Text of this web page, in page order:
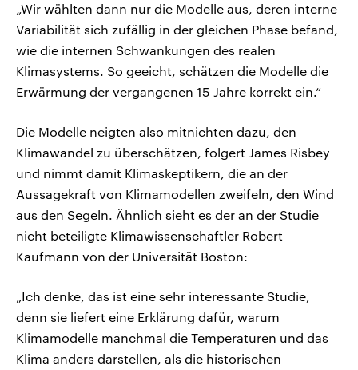
„Wir wählten dann nur die Modelle aus, deren interne
Variabilität sich zufällig in der gleichen Phase befand,
wie die internen Schwankungen des realen
Klimasystems. So geeicht, schätzen die Modelle die
Erwärmung der vergangenen 15 Jahre korrekt ein.“
Die Modelle neigten also mitnichten dazu, den
Klimawandel zu überschätzen, folgert James Risbey
und nimmt damit Klimaskeptikern, die an der
Aussagekraft von Klimamodellen zweifeln, den Wind
aus den Segeln. Ähnlich sieht es der an der Studie
nicht beteiligte Klimawissenschaftler Robert
Kaufmann von der Universität Boston:
„Ich denke, das ist eine sehr interessante Studie,
denn sie liefert eine Erklärung dafür, warum
Klimamodelle manchmal die Temperaturen und das
Klima anders darstellen, als die historischen